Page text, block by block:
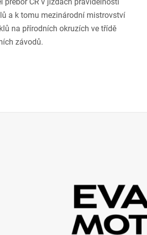
a k tomu mezinárodní mistrovství
na přírodních okruzích ve třídě
závodů.